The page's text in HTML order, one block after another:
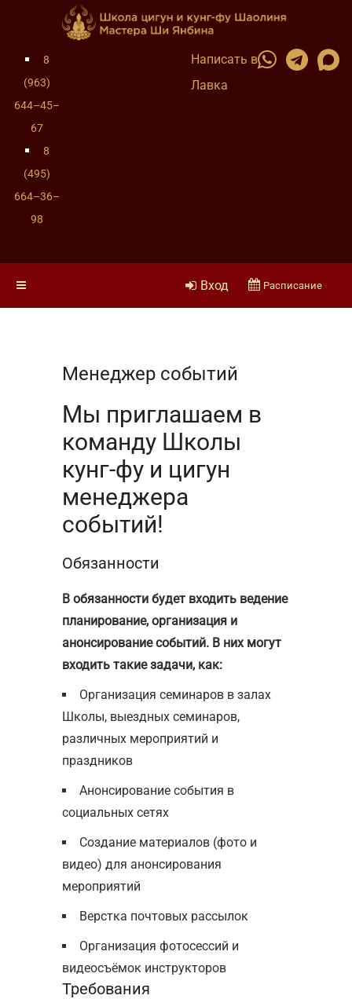
8
(963)
644–45–
67
8
(495)
664–36–
98
Написать в
Лавка
Вход Расписание
Менеджер событий
Мы приглашаем в
команду Школы
кунг-фу и цигун
менеджера
событий!
Обязанности
В обязанности будет входить ведение
планирование, организация и
анонсирование событий. В них могут
входить такие задачи, как:
Организация семинаров в залах
Школы, выездных семинаров,
различных мероприятий и
праздников
Анонсирование события в
социальных сетях
Создание материалов (фото и
видео) для анонсирования
мероприятий
Верстка почтовых рассылок
Организация фотосессий и
видеосъёмок инструкторов
Требования